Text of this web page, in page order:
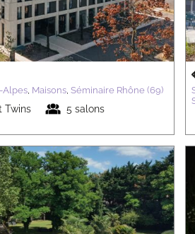
Alpes, Maisons, Séminaire Rhône (69)
Twins 5 salons
Alpes Maisons Séminaire Haute-
Savoie (74)
du Clair de la Plume